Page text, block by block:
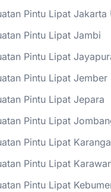
Pintu Lipat Jakarta
Pintu Lipat Jambi
Pintu Lipat
Pintu Lipat Jember
Pintu Lipat Jepara
Pintu Lipat
Pintu Lipat
Pintu Lipat
Pintu Lipat